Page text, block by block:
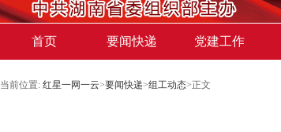
首页 要闻快递 党建工作
当前位置: 红星一网一云>要闻快递>组工动态>正文